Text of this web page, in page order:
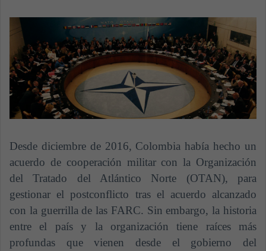
Desde diciembre de 2016, Colombia había hecho un
acuerdo de cooperación militar con la Organización
del Tratado del Atlántico Norte (OTAN), para
gestionar el postconflicto tras el acuerdo alcanzado
con la guerrilla de las FARC. Sin embargo, la historia
entre el país y la organización tiene raíces más
profundas que vienen desde el gobierno del